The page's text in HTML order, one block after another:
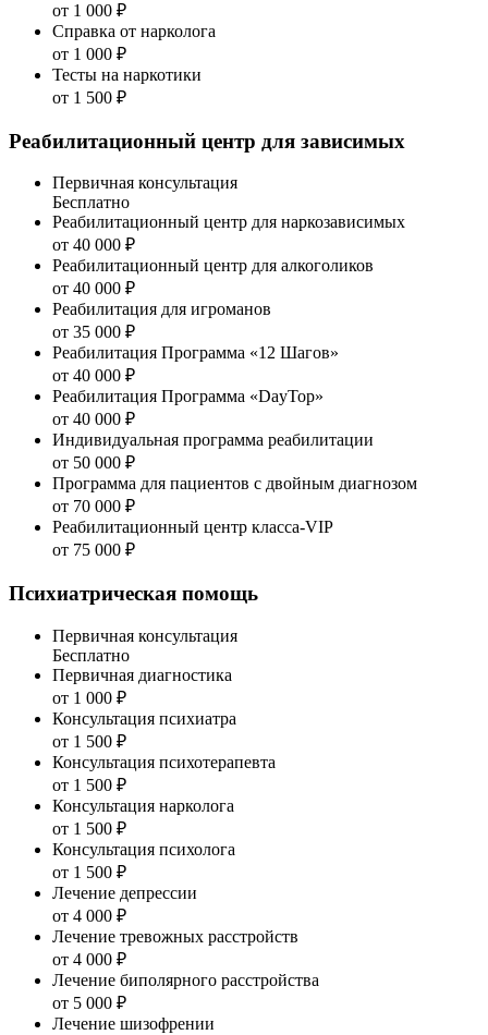
от 1 000 ₽
Справка от нарколога
от 1 000 ₽
Тесты на наркотики
от 1 500 ₽
Реабилитационный центр для зависимых
Первичная консультация
Бесплатно
Реабилитационный центр для наркозависимых
от 40 000 ₽
Реабилитационный центр для алкоголиков
от 40 000 ₽
Реабилитация для игроманов
от 35 000 ₽
Реабилитация Программа «12 Шагов»
от 40 000 ₽
Реабилитация Программа «DayTop»
от 40 000 ₽
Индивидуальная программа реабилитации
от 50 000 ₽
Программа для пациентов с двойным диагнозом
от 70 000 ₽
Реабилитационный центр класса-VIP
от 75 000 ₽
Психиатрическая помощь
Первичная консультация
Бесплатно
Первичная диагностика
от 1 000 ₽
Консультация психиатра
от 1 500 ₽
Консультация психотерапевта
от 1 500 ₽
Консультация нарколога
от 1 500 ₽
Консультация психолога
от 1 500 ₽
Лечение депрессии
от 4 000 ₽
Лечение тревожных расстройств
от 4 000 ₽
Лечение биполярного расстройства
от 5 000 ₽
Лечение шизофрении